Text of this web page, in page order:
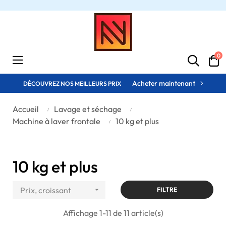
Basculer
la
navigation
☰ 0
DÉCOUVREZ NOS MEILLEURS PRIX Acheter maintenant
Accueil
Lavage et séchage
Machine à laver frontale
10 kg et plus
10 kg et plus
Prix, croissant  FILTRE
Affichage 1-11 de 11 article(s)